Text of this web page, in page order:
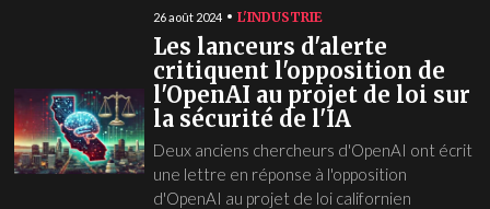
26 août 2024 L'INDUSTRIE
Les lanceurs d'alerte
critiquent l'opposition de
l'OpenAI au projet de loi sur
la sécurité de l'IA
Deux anciens chercheurs d'OpenAI ont écrit
une lettre en réponse à l'opposition
d'OpenAI au projet de loi californien